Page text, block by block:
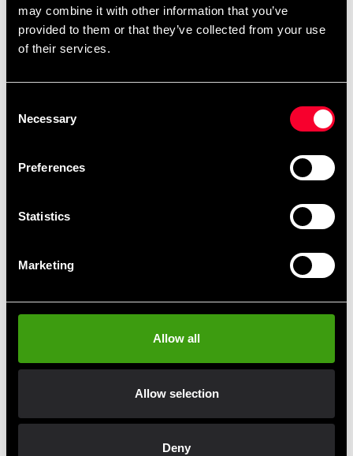
may combine it with other information that you’ve
provided to them or that they’ve collected from your use
of their services.
Selection
Necessary
Preferences
Statistics
Marketing
Allow all
Allow selection
Deny
Detaljerede oplysninger
Budo-Nord Fight Gear Boxer
wrap elastik blå
Budo-Nord Fight Gear Boxer
wrap elastik rød
Fra 0 SEK
Hurtig levering